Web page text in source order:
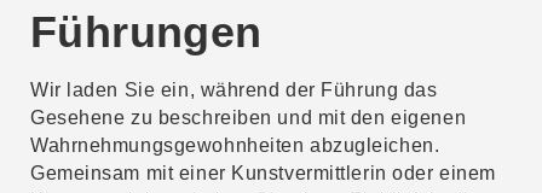
Führungen
Wir laden Sie ein, während der Führung das
Gesehene zu beschreiben und mit den eigenen
Wahrnehmungsgewohnheiten abzugleichen.
Gemeinsam mit einer Kunstvermittlerin oder einem